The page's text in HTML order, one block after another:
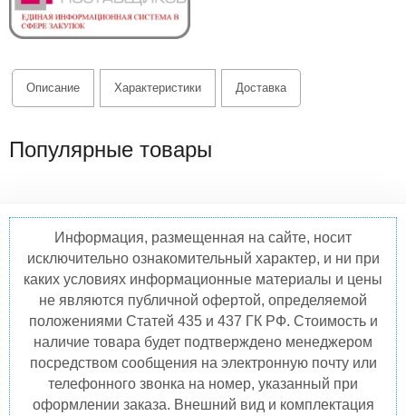
Описание Характеристики Доставка
Популярные товары
Информация, размещенная на сайте, носит
исключительно ознакомительный характер, и ни при
каких условиях информационные материалы и цены
не являются публичной офертой, определяемой
положениями Статей 435 и 437 ГК РФ. Стоимость и
наличие товара будет подтверждено менеджером
посредством сообщения на электронную почту или
телефонного звонка на номер, указанный при
оформлении заказа. Внешний вид и комплектация